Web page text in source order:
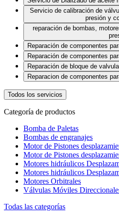
Servicio de calibración de
presión y
reparación de bombas,
Reparación de componentes
Reparación de componentes
Reparación de bloque de
Reparacion de componentes
Todos los servicios
Categoría de productos
Bomba de Paletas
Bombas de engranajes
Motor de Pistones
Motor de Pistones
Motores hidráulicos
Motores hidráulicos
Motores Orbitrales
Válvulas Móviles
Todas las categorías